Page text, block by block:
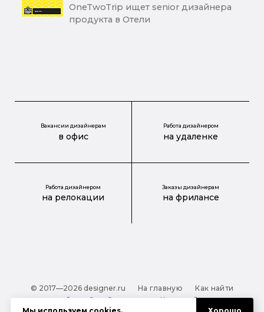
OneTwoTrip ищет senior дизайнера
продукта в Отели
Вакансии дизайнерам
в офис
Работа дизайнером
на удаленке
Работа дизайнером
на релокации
Заказы дизайнерам
на фрилансе
© 2017—2026 designer.ru На главную
Как найти
дизайнера?
О проекте
Карта сайта